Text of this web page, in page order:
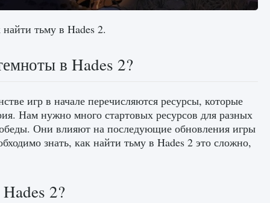
тьму в Hades 2.
в Hades 2?
игр в начале перечисляются ресурсы, которые
Нам нужно много стартовых ресурсов для разных
Они влияют на последующие обновления игры
знать, как найти тьму в Hades 2 это сложно,
2?